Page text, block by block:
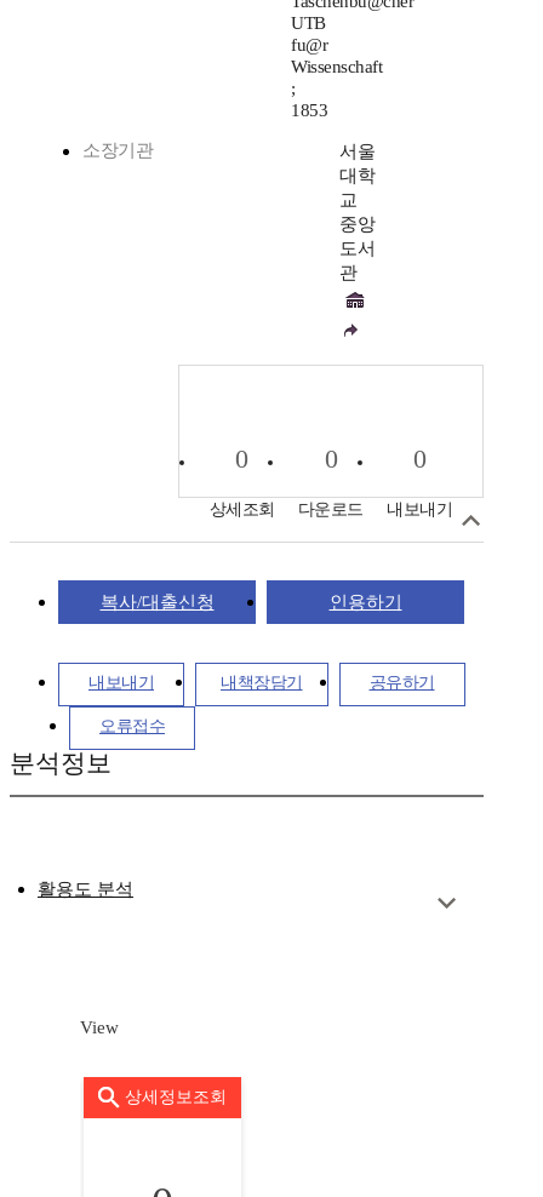
UTB
fu@r
Wissenschaft
;
1853
소장기관
서울
대학
교
중앙
도서
관
0
상세조회
0
다운로드
0
내보내기
복사/대출신청 인용하기
내보내기 내책장담기 공유하기
오류접수
분석정보
활용도 분석
View
상세정보조회